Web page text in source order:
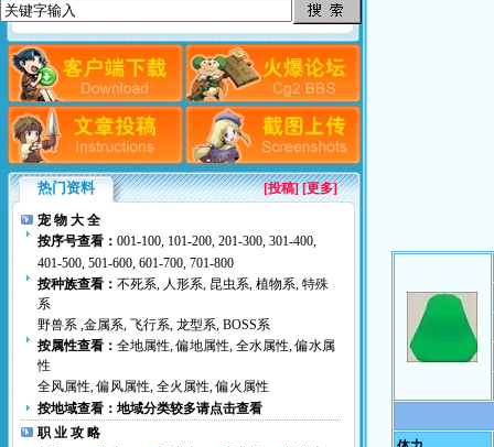
热门资料 [投稿] [更多]
宠 物 大 全
按序号查看： 001-100, 101-200, 201-300, 301-400,
401-500, 501-600, 601-700, 701-800
按种族查看： 不死系, 人形系, 昆虫系, 植物系, 特殊
系
野兽系 ,金属系, 飞行系, 龙型系, BOSS系
按属性查看： 全地属性,偏地属性, 全水属性,偏水属
性
全风属性,偏风属性, 全火属性,偏火属性
按地域查看： 地域分类较多请点击查看
职 业 攻 略